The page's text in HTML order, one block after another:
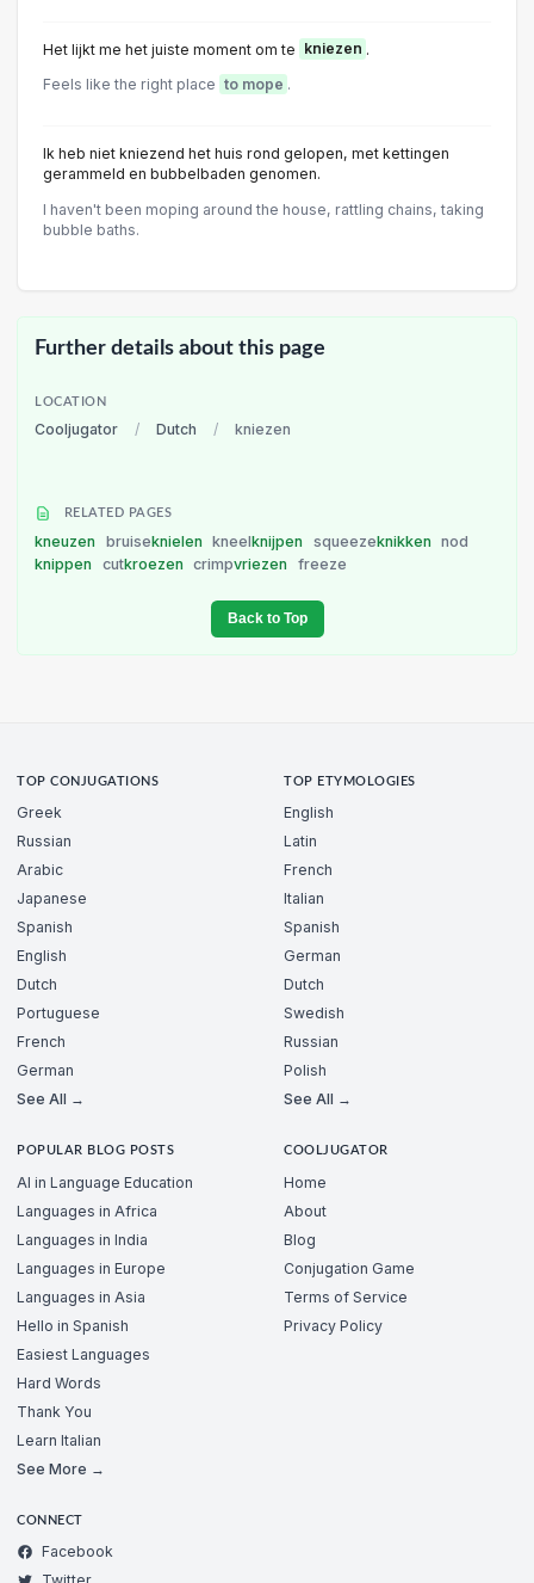
Het lijkt me het juiste moment om te kniezen .
Feels like the right place to mope .
Ik heb niet kniezend het huis rond gelopen, met kettingen
gerammeld en bubbelbaden genomen.
I haven't been moping around the house, rattling chains, taking
bubble baths.
Further details about this page
LOCATION
Cooljugator / Dutch / kniezen
RELATED PAGES
kneuzen bruiseknielen kneelknijpen squeezeknikken
nod
knippen
cutkroezen crimpvriezen freeze
Back to Top
TOP CONJUGATIONS
Greek
Russian
Arabic
Japanese
Spanish
English
Dutch
Portuguese
French
German
See All →
TOP ETYMOLOGIES
English
Latin
French
Italian
Spanish
German
Dutch
Swedish
Russian
Polish
See All →
POPULAR BLOG POSTS
AI in Language Education
Languages in Africa
Languages in India
Languages in Europe
Languages in Asia
Hello in Spanish
Easiest Languages
Hard Words
Thank You
Learn Italian
See More →
COOLJUGATOR
Home
About
Blog
Conjugation Game
Terms of Service
Privacy Policy
CONNECT
Facebook